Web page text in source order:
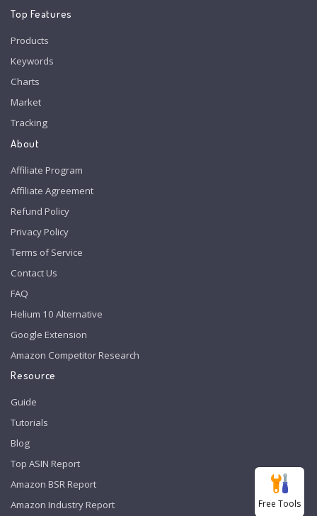
Top Features
Products
Keywords
Charts
Market
Tracking
About
Affiliate Program
Affiliate Agreement
Refund Policy
Privacy Policy
Terms of Service
Contact Us
FAQ
Helium 10 Alternative
Google Extension
Amazon Competitor Research
Resource
Guide
Tutorials
Blog
Top ASIN Report
Amazon BSR Report
Amazon Industry Report
Free Tools